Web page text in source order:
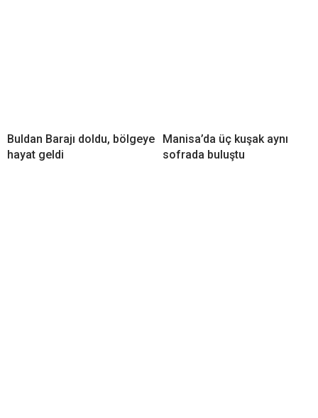
Buldan Barajı doldu, bölgeye
hayat geldi
Manisa’da üç kuşak aynı
sofrada buluştu